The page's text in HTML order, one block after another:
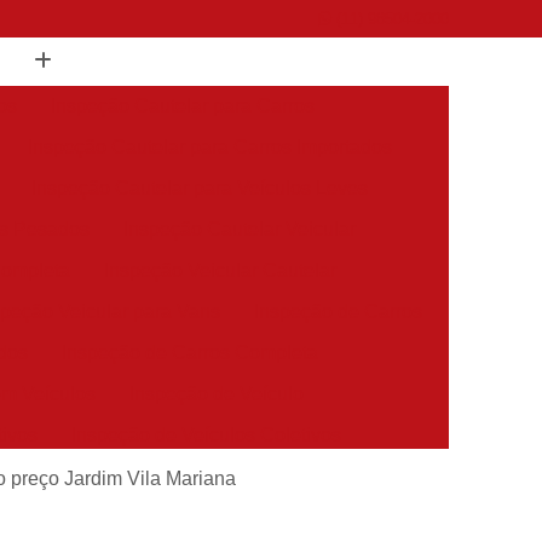
Inspeção de Veículos Estrangeiros
preço Jardim Vila Mariana